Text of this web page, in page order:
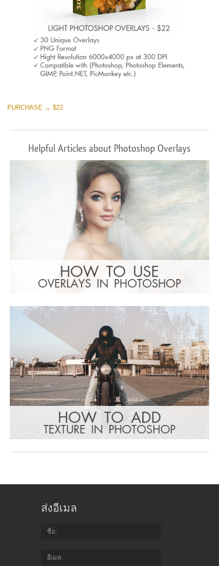
PURCHASE → $22
Helpful Articles about Photoshop Overlays
ส่งอีเมล
ชื่อ
อีเมล